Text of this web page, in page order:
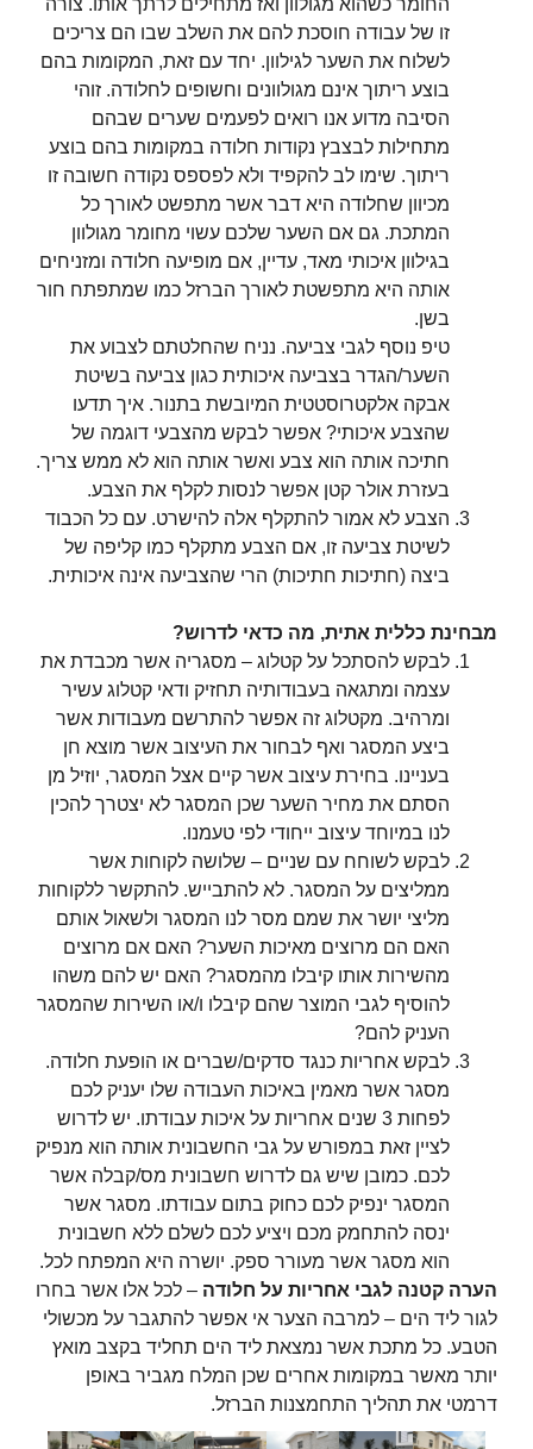
החומר כשהוא מגולוון ואז מתחילים לרתך אותו. צורה
זו של עבודה חוסכת להם את השלב שבו הם צריכים
לשלוח את השער לגילוון. יחד עם זאת, המקומות בהם
בוצע ריתוך אינם מגולוונים וחשופים לחלודה. זוהי
הסיבה מדוע אנו רואים לפעמים שערים שבהם
מתחילות לבצבץ נקודות חלודה במקומות בהם בוצע
ריתוך. שימו לב להקפיד ולא לפספס נקודה חשובה זו
מכיוון שחלודה היא דבר אשר מתפשט לאורך כל
המתכת. גם אם השער שלכם עשוי מחומר מגולוון
בגילוון איכותי מאד, עדיין, אם מופיעה חלודה ומזניחים
אותה היא מתפשטת לאורך הברזל כמו שמתפתח חור
בשן.
טיפ נוסף לגבי צביעה. נניח שהחלטתם לצבוע את
השער/הגדר בצביעה איכותית כגון צביעה בשיטת
אבקה אלקטרוסטטית המיובשת בתנור. איך תדעו
שהצבע איכותי? אפשר לבקש מהצבעי דוגמה של
חתיכה אותה הוא צבע ואשר אותה הוא לא ממש צריך.
בעזרת אולר קטן אפשר לנסות לקלף את הצבע.
הצבע לא אמור להתקלף אלה להישרט. עם כל הכבוד
לשיטת צביעה זו, אם הצבע מתקלף כמו קליפה של
ביצה (חתיכות חתיכות) הרי שהצביעה אינה איכותית.
מבחינת כללית אתית, מה כדאי לדרוש?
לבקש להסתכל על קטלוג – מסגריה אשר מכבדת את
עצמה ומתגאה בעבודותיה תחזיק ודאי קטלוג עשיר
ומרהיב. מקטלוג זה אפשר להתרשם מעבודות אשר
ביצע המסגר ואף לבחור את העיצוב אשר מוצא חן
בעניינו. בחירת עיצוב אשר קיים אצל המסגר, יוזיל מן
הסתם את מחיר השער שכן המסגר לא יצטרך להכין
לנו במיוחד עיצוב ייחודי לפי טעמנו.
לבקש לשוחח עם שניים – שלושה לקוחות אשר
ממליצים על המסגר. לא להתבייש. להתקשר ללקוחות
מליצי יושר את שמם מסר לנו המסגר ולשאול אותם
האם הם מרוצים מאיכות השער? האם אם מרוצים
מהשירות אותו קיבלו מהמסגר? האם יש להם משהו
להוסיף לגבי המוצר שהם קיבלו ו/או השירות שהמסגר
העניק להם?
לבקש אחריות כנגד סדקים/שברים או הופעת חלודה.
מסגר אשר מאמין באיכות העבודה שלו יעניק לכם
לפחות 3 שנים אחריות על איכות עבודתו. יש לדרוש
לציין זאת במפורש על גבי החשבונית אותה הוא מנפיק
לכם. כמובן שיש גם לדרוש חשבונית מס/קבלה אשר
המסגר ינפיק לכם כחוק בתום עבודתו. מסגר אשר
ינסה להתחמק מכם ויציע לכם לשלם ללא חשבונית
הוא מסגר אשר מעורר ספק. יושרה היא המפתח לכל.
הערה קטנה לגבי אחריות על חלודה – לכל אלו אשר בחרו
לגור ליד הים – למרבה הצער אי אפשר להתגבר על מכשולי
הטבע. כל מתכת אשר נמצאת ליד הים תחליד בקצב מואץ
יותר מאשר במקומות אחרים שכן המלח מגביר באופן
דרמטי את תהליך התחמצנות הברזל.